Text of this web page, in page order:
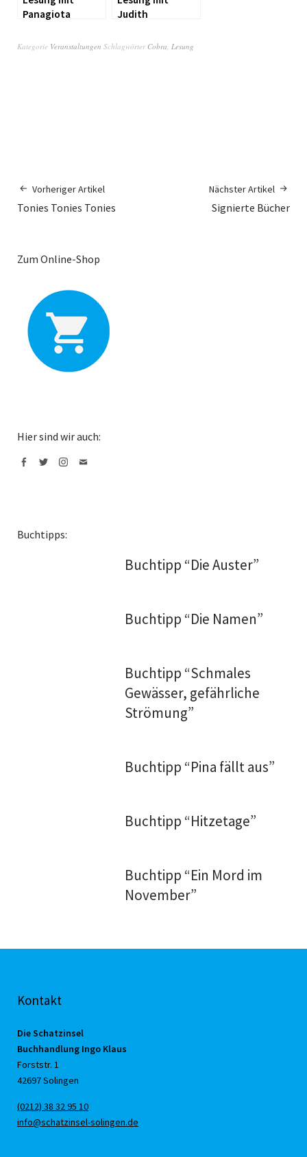
Panagiota
Judith
Kategorie Veranstaltungen Schlagwörter Cobra, Lesung
Vorheriger Artikel
Tonies Tonies Tonies
Nächster Artikel
Signierte Bücher
Zum Online-Shop
Hier sind wir auch:
Buchtipps:
Buchtipp “Die Auster”
Buchtipp “Die Namen”
Buchtipp “Schmales
Gewässer, gefährliche
Strömung”
Buchtipp “Pina fällt aus”
Buchtipp “Hitzetage”
Buchtipp “Ein Mord im
November”
Kontakt
Die Schatzinsel
Buchhandlung Ingo Klaus
Forststr. 1
42697 Solingen
(0212) 38 32 95 10
info@schatzinsel-solingen.de